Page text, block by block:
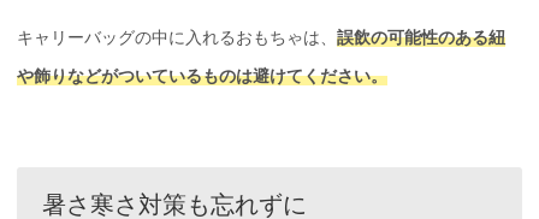
キャリーバッグの中に入れるおもちゃは、誤飲の可能性のある紐
や飾りなどがついているものは避けてください。
暑さ寒さ対策も忘れずに